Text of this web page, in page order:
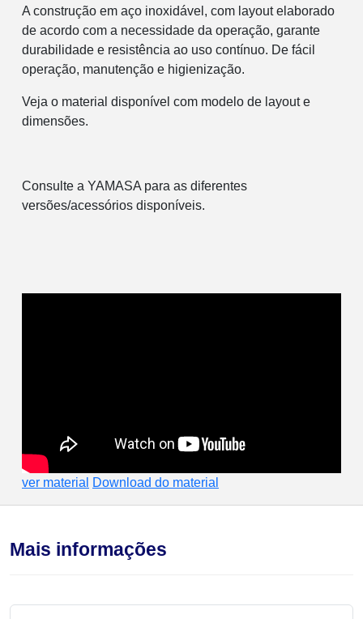
A construção em aço inoxidável, com layout elaborado
de acordo com a necessidade da operação, garante
durabilidade e resistência ao uso contínuo. De fácil
operação, manutenção e higienização.
Veja o material disponível com modelo de layout e
dimensões.
Consulte a YAMASA para as diferentes
versões/acessórios disponíveis.
ver material Download do material
Mais informações